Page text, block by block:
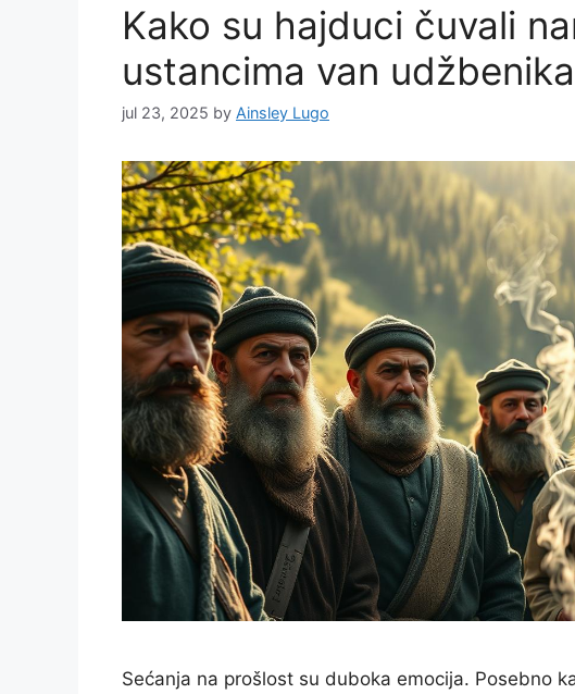
Kako su hajduci čuvali
ustancima van udžbenika
jul 23, 2025 by Ainsley Lugo
Sećanja na prošlost su duboka emocija. Posebno